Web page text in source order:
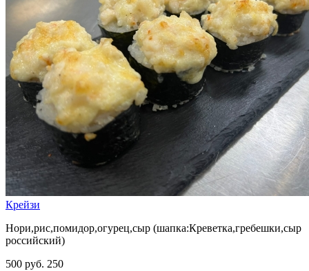
Крейзи
Нори,рис,помидор,огурец,сыр (шапка:Креветка,гребешки,сыр
российский)
500 руб. 250